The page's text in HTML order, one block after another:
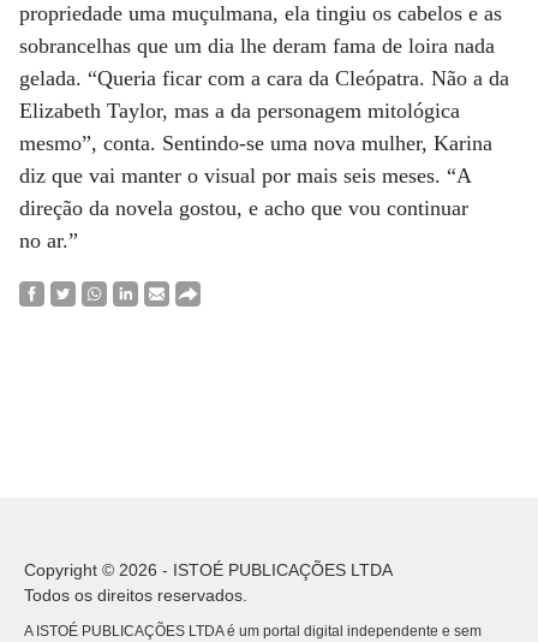
propriedade uma muçulmana, ela tingiu os cabelos e as
sobrancelhas que um dia lhe deram fama de loira nada
gelada. “Queria ficar com a cara da Cleópatra. Não a da
Elizabeth Taylor, mas a da personagem mitológica
mesmo”, conta. Sentindo-se uma nova mulher, Karina
diz que vai manter o visual por mais seis meses. “A
direção da novela gostou, e acho que vou continuar
no ar.”
Copyright © 2026 - ISTOÉ PUBLICAÇÕES LTDA
Todos os direitos reservados.
A ISTOÉ PUBLICAÇÕES LTDA é um portal digital independente e sem